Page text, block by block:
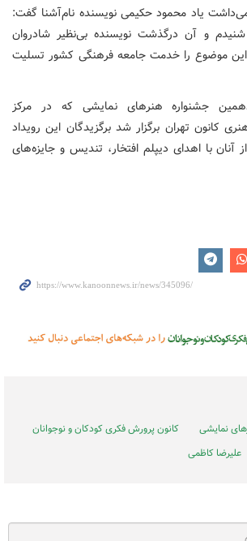
یاد محمود حکیمی نویسنده نام‌آشنا گفت:
و آن درگذشت نویسنده بی‌نظیر شادروان
موضوع را خدمت جامعه فرهنگی کشور تسلیت
جشنواره هنرهای نمایشی که در مرکز
کانون تهران برگزار شد برگزیدگان این رویداد
با اهدای دیپلم افتخار، تندیس و جایزه‌های
نمایشی
کانون پرورش فکری کودکان و نوجوانان
علیرضا کاظمی